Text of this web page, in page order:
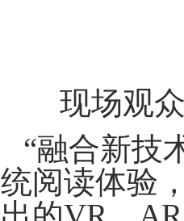
现场观
“融合新技
统阅读体验